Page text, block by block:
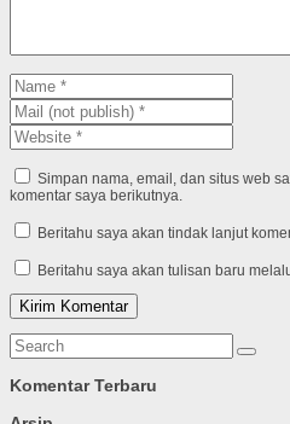
Simpan nama, email, dan situs web
komentar saya berikutnya.
Beritahu saya akan tindak lanjut
Beritahu saya akan tulisan baru
Komentar Terbaru